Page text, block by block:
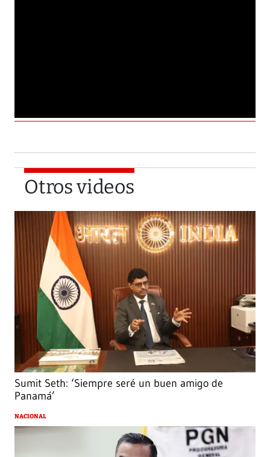
Otros videos
Sumit Seth: ‘Siempre seré un buen amigo de
Panamá’
NACIONAL